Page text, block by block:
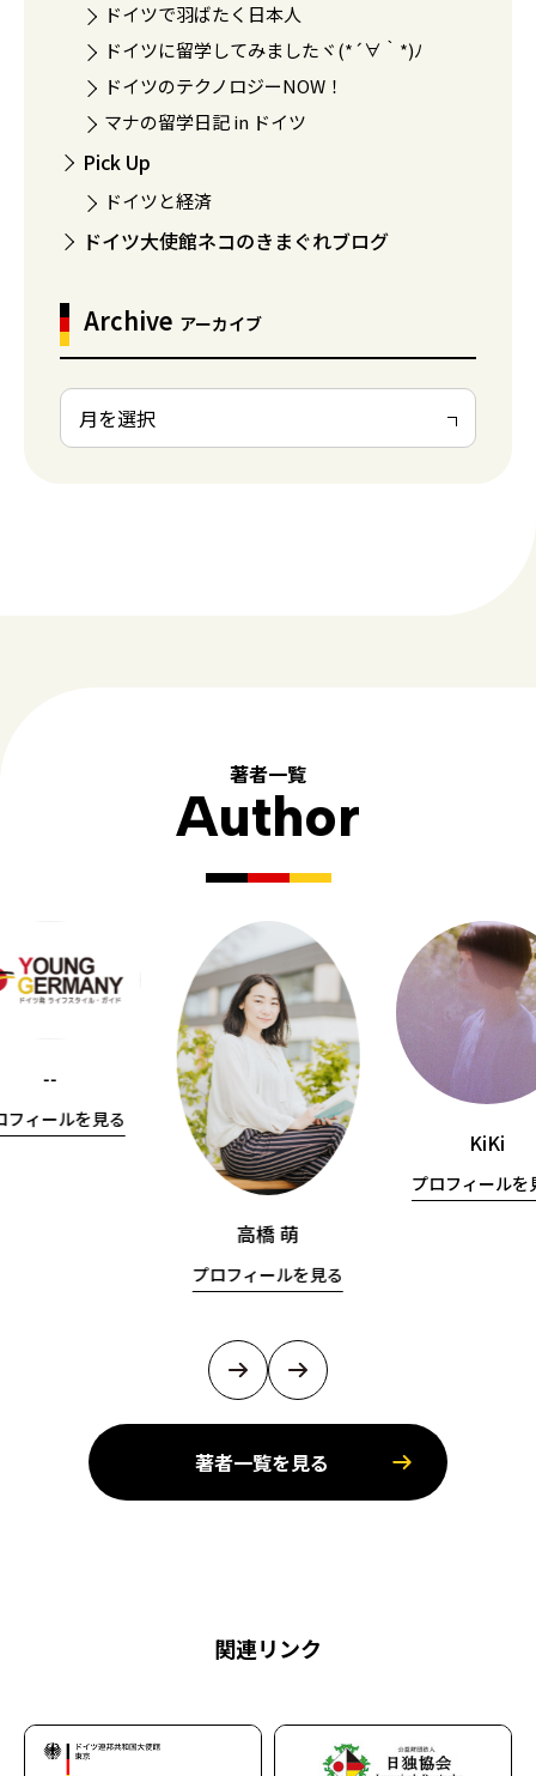
ドイツで羽ばたく日本人
ドイツに留学してみましたヾ(*´∀｀*)ﾉ
ドイツのテクノロジーNOW！
マナの留学日記 in ドイツ
Pick Up
ドイツと経済
ドイツ大使館ネコのきまぐれブログ
Archive アーカイブ
著者一覧
Author
--
フィールを見る
高橋 萌
プロフィールを見る
KiKi
プロフィールを
著者一覧を見る
関連リンク